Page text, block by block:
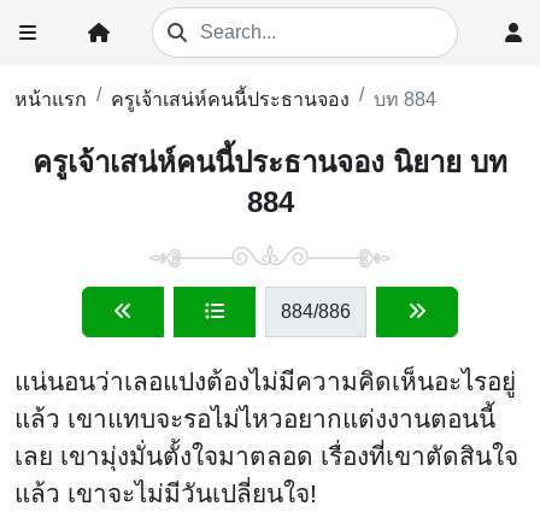
หน้าแรก ครูเจ้าเสน่ห์คนนี้ประธานจอง บท 884
ครูเจ้าเสน่ห์คนนี้ประธานจอง นิยาย บท
884
884/886
แน่นอนว่าเลอแปงต้องไม่มีความคิดเห็นอะไรอยู่
แล้ว เขาแทบจะรอไม่ไหวอยากแต่งงานตอนนี้
เลย เขามุ่งมั่นตั้งใจมาตลอด เรื่องที่เขาตัดสินใจ
แล้ว เขาจะไม่มีวันเปลี่ยนใจ!